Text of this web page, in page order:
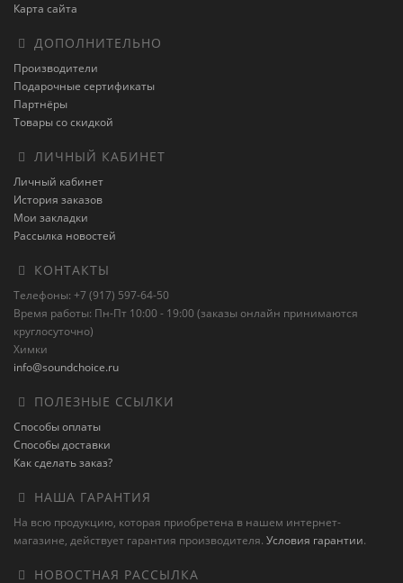
Карта сайта
ДОПОЛНИТЕЛЬНО
Производители
Подарочные сертификаты
Партнёры
Товары со скидкой
ЛИЧНЫЙ КАБИНЕТ
Личный кабинет
История заказов
Мои закладки
Рассылка новостей
КОНТАКТЫ
Телефоны: +7 (917) 597-64-50
Время работы: Пн-Пт 10:00 - 19:00 (заказы онлайн принимаются
круглосуточно)
Химки
info@soundchoice.ru
ПОЛЕЗНЫЕ ССЫЛКИ
Способы оплаты
Способы доставки
Как сделать заказ?
НАША ГАРАНТИЯ
На всю продукцию, которая приобретена в нашем интернет-
магазине, действует гарантия производителя. Условия гарантии.
НОВОСТНАЯ РАССЫЛКА